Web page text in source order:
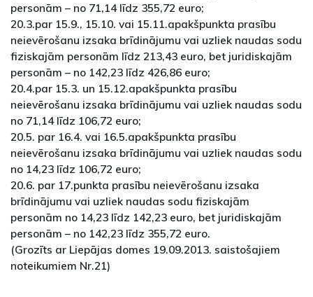
personām – no 71,14 līdz 355,72 euro;
20.3.par 15.9., 15.10. vai 15.11.apakšpunkta prasību
neievērošanu izsaka brīdinājumu vai uzliek naudas sodu
fiziskajām personām līdz 213,43 euro, bet juridiskajām
personām – no 142,23 līdz 426,86 euro;
20.4.par 15.3. un 15.12.apakšpunkta prasību
neievērošanu izsaka brīdinājumu vai uzliek naudas sodu
no 71,14 līdz 106,72 euro;
20.5. par 16.4. vai 16.5.apakšpunkta prasību
neievērošanu izsaka brīdinājumu vai uzliek naudas sodu
no 14,23 līdz 106,72 euro;
20.6. par 17.punkta prasību neievērošanu izsaka
brīdinājumu vai uzliek naudas sodu fiziskajām
personām no 14,23 līdz 142,23 euro, bet juridiskajām
personām – no 142,23 līdz 355,72 euro.
(Grozīts ar Liepājas domes 19.09.2013. saistošajiem
noteikumiem Nr.21)